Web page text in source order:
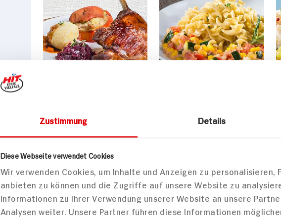
Diese Webseite verwendet Cookies
Wir verwenden Cookies, um Inhalte und Anzeigen zu
anbieten zu können und die Zugriffe auf unsere Website zu
Gänsekeule mit
Sauce,
Holunderrotkohl und
Bratapfel
160 min
1.475 kcal p. Portion
35 min
457 kcal p. Portion
Leicht